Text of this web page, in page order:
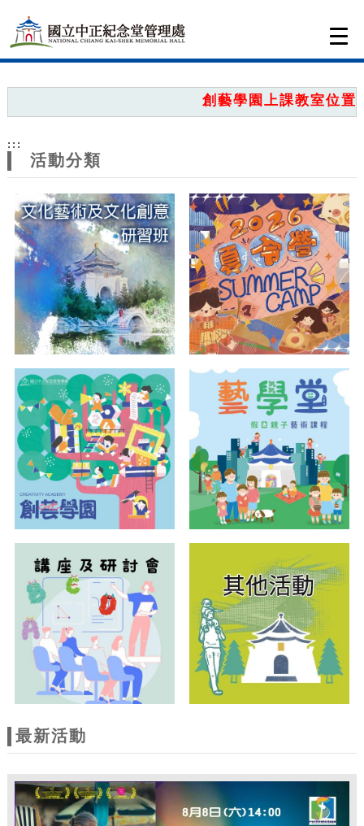
網
站
主
題
創藝學園上課教室位置圖
:::
活動分類
最新活動